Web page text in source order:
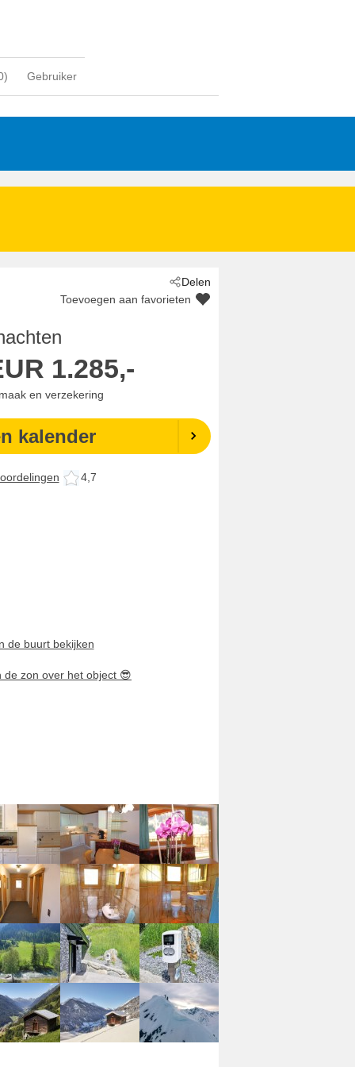
) Gebruiker
Delen
Toevoegen aan favorieten
1.285,-
en verzekering
kalender
4,7
de buurt bekijken
de zon over het object 😎